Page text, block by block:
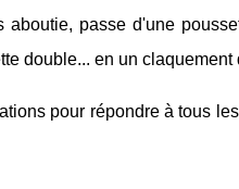
aboutie, passe d'une
double... en un claquement
pour répondre à tous